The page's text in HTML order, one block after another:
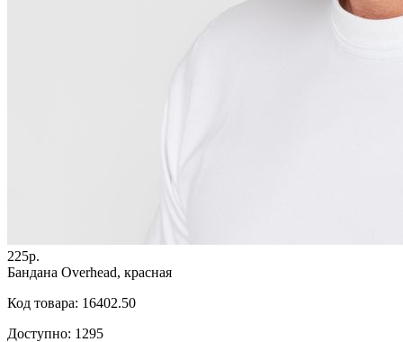
225р.
Бандана Overhead, красная
Код товара: 16402.50
Доступно: 1295